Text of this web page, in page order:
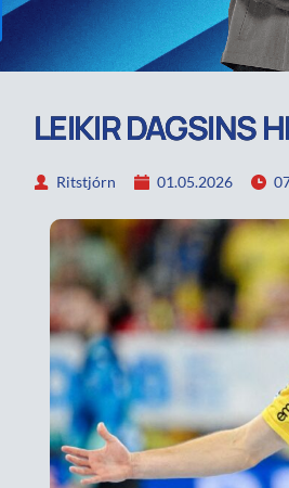
LEIKIR DAGSINS
Ritstjórn 01.05.2026